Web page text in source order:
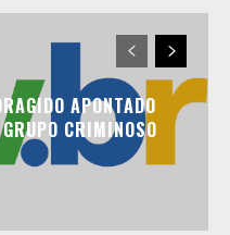
APONTADO
CRIMINOSO